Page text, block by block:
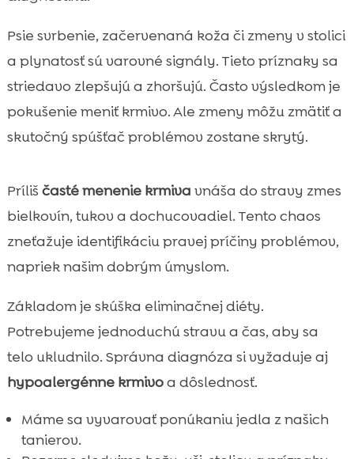
Psie svrbenie, začervenaná koža či zmeny v stolici
a plynatosť sú varovné signály. Tieto príznaky sa
striedavo zlepšujú a zhoršujú. Často výsledkom je
pokušenie meniť krmivo. Ale zmeny môžu zmätiť a
skutočný spúšťač problémov zostane skrytý.
Príliš časté menenie krmiva vnáša do stravy zmes
bielkovín, tukov a dochucovadiel. Tento chaos
zneťažuje identifikáciu pravej príčiny problémov,
napriek našim dobrým úmyslom.
Základom je skúška eliminačnej diéty.
Potrebujeme jednoduchú stravu a čas, aby sa
telo ukludnilo. Správna diagnóza si vyžaduje aj
hypoalergénne krmivoa dôslednosť.
Máme sa vyvarovať ponúkaniu jedla z našich
tanierov.